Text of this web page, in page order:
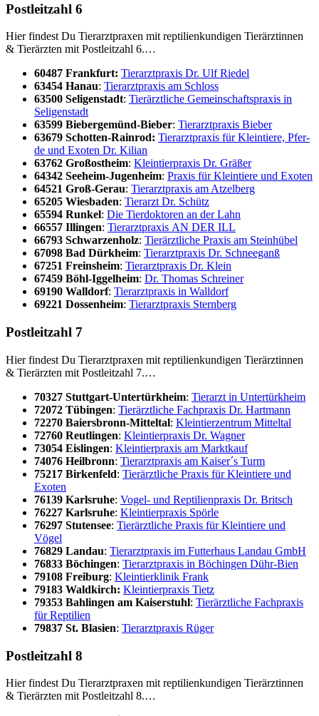
Post­leit­zahl 6
Hier fin­dest Du Tier­arzt­pra­xen mit rep­ti­li­en­kun­di­gen Tier­ärz­tin­nen
& Tier­ärz­ten mit Post­leit­zahl 6.…
60487 Frank­furt: Tier­arzt­pra­xis Dr. Ulf Rie­del
63454 Hanau: Tier­arzt­pra­xis am Schloss
63500 Seli­gen­stadt: Tier­ärzt­li­che Gemein­schafts­pra­xis in
Seli­gen­stadt
63599 Bie­ber­ge­münd-Bie­ber: Tier­arzt­pra­xis Bie­ber
63679 Schot­ten-Rain­rod: Tier­arzt­pra­xis für Klein­tie­re, Pfer­
de und Exo­ten Dr. Kili­an
63762 Groß­ost­heim: Klein­tier­pra­xis Dr. Grä­ßer
64342 See­heim-Jugenheim: Pra­xis für Klein­tie­re und Exo­ten
64521 Groß-Gerau: Tier­arzt­pra­xis am Atzel­berg
65205 Wies­ba­den: Tier­arzt Dr. Schütz
65594 Run­kel: Die Tier­dok­to­ren an der Lahn
66557 Illin­gen: Tier­arzt­pra­xis AN DER ILL
66793 Schwar­zen­holz: Tier­ärzt­li­che Pra­xis am Stein­hü­bel
67098 Bad Dürk­heim: Tier­arzt­pra­xis Dr. Schnee­ganß
67251 Freins­heim: Tier­arzt­pra­xis Dr. Klein
67459 Böhl-Iggel­heim: Dr. Tho­mas Schrei­ner
69190 Wall­dorf: Tier­arzt­pra­xis in Wall­dorf
69221 Dos­sen­heim: Tier­arzt­pra­xis Stern­berg
Post­leit­zahl 7
Hier fin­dest Du Tier­arzt­pra­xen mit rep­ti­li­en­kun­di­gen Tier­ärz­tin­nen
& Tier­ärz­ten mit Post­leit­zahl 7.…
70327 Stutt­gart-Unter­türk­heim: Tier­arzt in Unter­türk­heim
72072 Tübin­gen: Tier­ärzt­li­che Fach­pra­xis Dr. Hart­mann
72270 Bai­er­s­bronn-Mit­tel­tal: Klein­tier­zen­trum Mit­tel­tal
72760 Reut­lin­gen: Klein­tier­pra­xis Dr. Wag­ner
73054 Eis­lin­gen: Klein­tier­pra­xis am Markt­kauf
74076 Heil­bronn: Tier­arzt­pra­xis am Kaiser´s Turm
75217 Bir­ken­feld: Tier­ärzt­li­che Pra­xis für Klein­tie­re und
Exo­ten
76139 Karls­ru­he: Vogel- und Rep­ti­li­en­pra­xis Dr. Brit­sch
76227 Karls­ru­he: Klein­tier­pra­xis Spör­le
76297 Stu­ten­see: Tier­ärzt­li­che Pra­xis für Klein­tie­re und
Vögel
76829 Land­au: Tier­arzt­pra­xis im Fut­ter­haus Land­au GmbH
76833 Böchin­gen: Tier­arzt­pra­xis in Böchin­gen Dühr-Bien
79108 Frei­burg: Klein­tier­kli­nik Frank
79183 Wald­kirch: Klein­tier­pra­xis Tietz
79353 Bah­lin­gen am Kai­ser­stuhl: Tier­ärzt­li­che Fach­pra­xis
für Rep­ti­li­en
79837 St. Bla­si­en: Tier­arzt­pra­xis Rüger
Post­leit­zahl 8
Hier fin­dest Du Tier­arzt­pra­xen mit rep­ti­li­en­kun­di­gen Tier­ärz­tin­nen
& Tier­ärz­ten mit Post­leit­zahl 8.…